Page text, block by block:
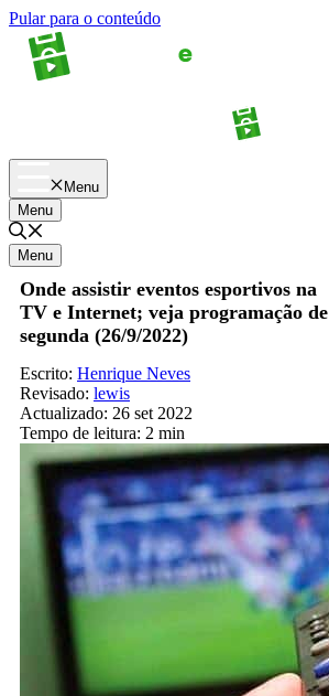
Pular para o conteúdo
Menu
Menu
Menu
Onde assistir eventos esportivos na
TV e Internet; veja programação de
segunda (26/9/2022)
Escrito: Henrique Neves
Revisado: lewis
Actualizado: 26 set 2022
Tempo de leitura: 2 min